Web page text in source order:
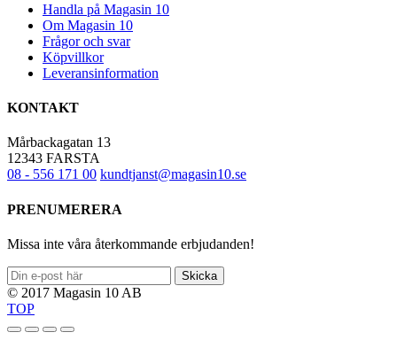
Handla på Magasin 10
Om Magasin 10
Frågor och svar
Köpvillkor
Leveransinformation
KONTAKT
Mårbackagatan 13
12343 FARSTA
08 - 556 171 00 kundtjanst@magasin10.se
PRENUMERERA
Missa inte våra återkommande erbjudanden!
Skicka
© 2017 Magasin 10 AB
TOP